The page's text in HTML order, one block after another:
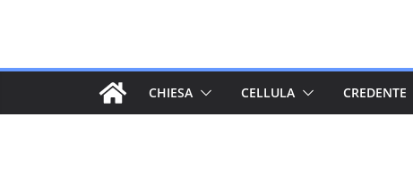
CHIESA CELLULA CREDENTE